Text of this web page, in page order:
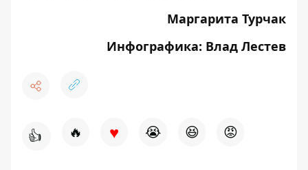
Маргарита Турчак
Инфографика: Влад Лестев
👍 🔥 ♥ 😭 😆 😡